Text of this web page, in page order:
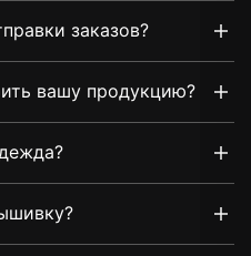
заказов?
вашу продукцию?